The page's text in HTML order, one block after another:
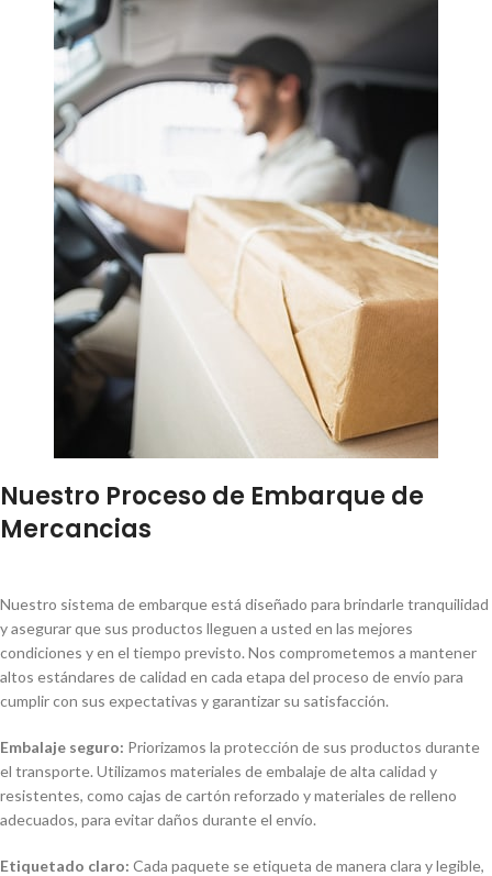
Nuestro Proceso de Embarque de
Mercancias
Nuestro sistema de embarque está diseñado para brindarle tranquilidad
y asegurar que sus productos lleguen a usted en las mejores
condiciones y en el tiempo previsto. Nos comprometemos a mantener
altos estándares de calidad en cada etapa del proceso de envío para
cumplir con sus expectativas y garantizar su satisfacción.
Embalaje seguro: Priorizamos la protección de sus productos durante
el transporte. Utilizamos materiales de embalaje de alta calidad y
resistentes, como cajas de cartón reforzado y materiales de relleno
adecuados, para evitar daños durante el envío.
Etiquetado claro: Cada paquete se etiqueta de manera clara y legible,